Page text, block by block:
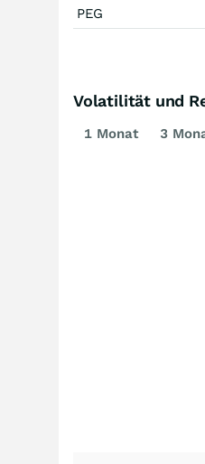
PEG
Volatilität und
1 Monat 3